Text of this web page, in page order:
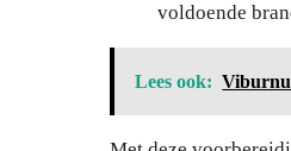
voldoende
Lees ook:
Je